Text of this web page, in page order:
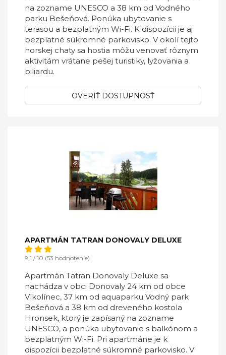
na zozname UNESCO a 38 km od Vodného
parku Bešeňová. Ponúka ubytovanie s
terasou a bezplatným Wi-Fi. K dispozícii je aj
bezplatné súkromné parkovisko. V okolí tejto
horskej chaty sa hostia môžu venovať rôznym
aktivitám vrátane pešej turistiky, lyžovania a
biliardu.
OVERIŤ DOSTUPNOSŤ
APARTMÁN TATRAN DONOVALY DELUXE
9,1 / 10 (53 hodnotenie)
Apartmán Tatran Donovaly Deluxe sa
nachádza v obci Donovaly 24 km od obce
Vlkolínec, 37 km od aquaparku Vodný park
Bešeňová a 38 km od dreveného kostola
Hronsek, ktorý je zapísaný na zozname
UNESCO, a ponúka ubytovanie s balkónom a
bezplatným Wi-Fi. Pri apartmáne je k
dispozícii bezplatné súkromné parkovisko. V